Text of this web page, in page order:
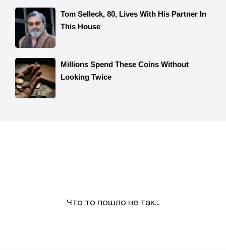
Что то пошло не так...